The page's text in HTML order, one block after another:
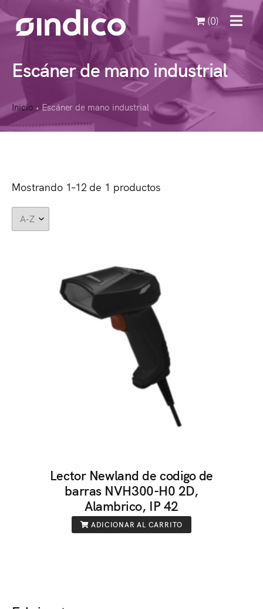
MENU
(0)
Escáner de mano industrial
Inicio • Escáner de mano industrial
Mostrando 1–12 de 1 productos
Lector Newland de codigo de
barras NVH300-H0 2D,
Alambrico, IP 42
ADICIONAR AL CARRITO